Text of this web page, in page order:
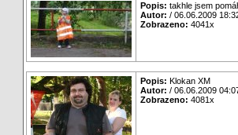
Popis: takhle jsem
Autor: / 06.06.2009
Zobrazeno: 4041x
Popis: Klokan XM
Autor: / 06.06.2009
Zobrazeno: 4081x